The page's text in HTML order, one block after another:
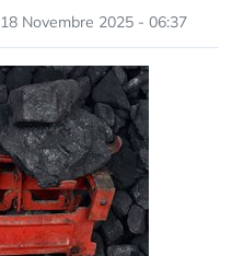
18 Novembre 2025 - 06:37